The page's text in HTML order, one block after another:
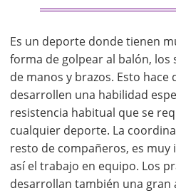
Es un deporte donde tienen
forma de golpear al balón, los
de manos y brazos. Esto hace
desarrollen una habilidad
resistencia habitual que se
cualquier deporte. La
resto de compañeros, es
así el trabajo en equipo. Los
desarrollan también una gran